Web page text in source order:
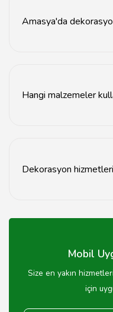
Amasya'da
Hangi malzemeler
Dekorasyon
büyüklüğüne ve
Mobil
Size en yakın
için